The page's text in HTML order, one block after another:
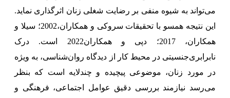
می‌تواند به شیوه منفی بر رضایت شغلی زنان اثرگذاری نماید.
این نتیجه همسو با تحقیقات سروکی و همکاران،2002؛ سیلا و
همکاران، 2017؛ دپی و همکاران2022 است. درک‌
نابرابری‌جنسیتی در محیط کار از دیدگاه روان‌شناسی، به ویژه
در مورد زنان، موضوعی پیچیده و چندلایه است که بنظر
می‌رسد نیازمند بررسی دقیق عوامل اجتماعی، فرهنگی و